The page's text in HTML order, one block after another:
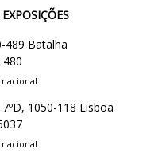
489 Batalha
480
1050-118 Lisboa